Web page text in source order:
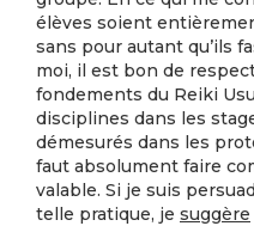
élèves soient
sans pour autant qu’ils
moi, il est bon de
fondements du Reiki
disciplines dans les
démesurés dans les
faut absolument faire
valable. Si je suis
telle pratique, je suggère